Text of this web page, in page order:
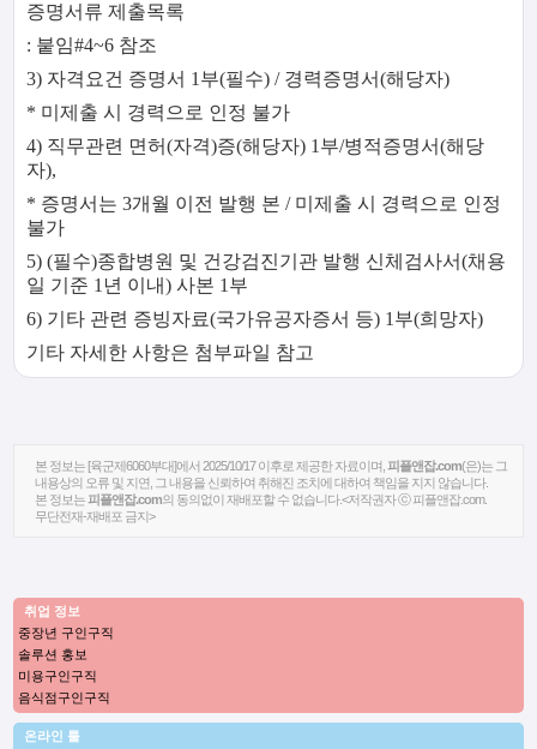
증명서류 제출목록
: 붙임#4~6 참조
3) 자격요건 증명서 1부(필수) / 경력증명서(해당자)
* 미제출 시 경력으로 인정 불가
4) 직무관련 면허(자격)증(해당자) 1부/병적증명서(해당
자),
* 증명서는 3개월 이전 발행 본 / 미제출 시 경력으로 인정
불가
5) (필수)종합병원 및 건강검진기관 발행 신체검사서(채용
일 기준 1년 이내) 사본 1부
6) 기타 관련 증빙자료(국가유공자증서 등) 1부(희망자)
기타 자세한 사항은 첨부파일 참고
본 정보는 [육군제6060부대]에서 2025/10/17 이후로 제공한 자료이며, 피플앤잡.com(은)는 그
내용상의 오류 및 지연, 그 내용을 신뢰하여 취해진 조치에 대하여 책임을 지지 않습니다.
본 정보는피플앤잡.com의 동의없이 재배포할 수 없습니다.<저작권자 ⓒ 피플앤잡.com.
무단전재-재배포 금지>
취업 정보
중장년 구인구직
솔루션 홍보
미용구인구직
음식점구인구직
온라인 툴